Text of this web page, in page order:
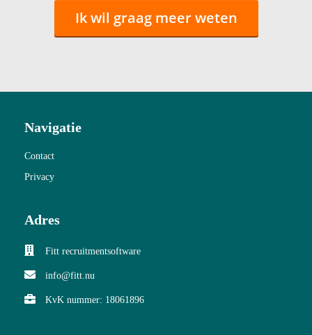
Ik wil graag meer weten
Navigatie
Contact
Privacy
Adres
Fitt recruitmentsoftware
info@fitt.nu
KvK nummer: 18061896